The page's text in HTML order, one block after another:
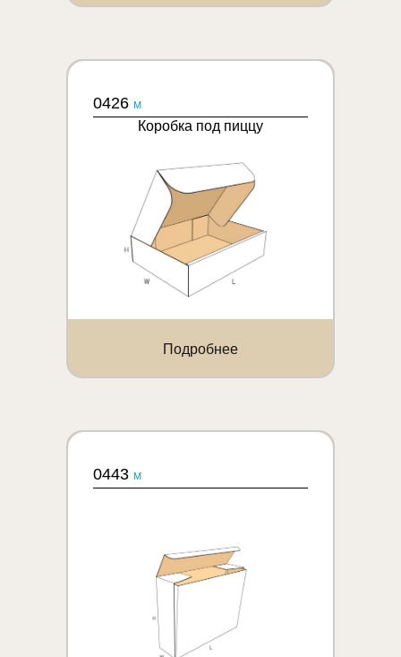
0426 M
Коробка под пиццу
Подробнее
0443 M